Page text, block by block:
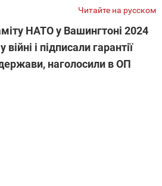
Читайте на русском
НАТО у Вашингтоні 2024
і підписали гарантії
наголосили в ОП